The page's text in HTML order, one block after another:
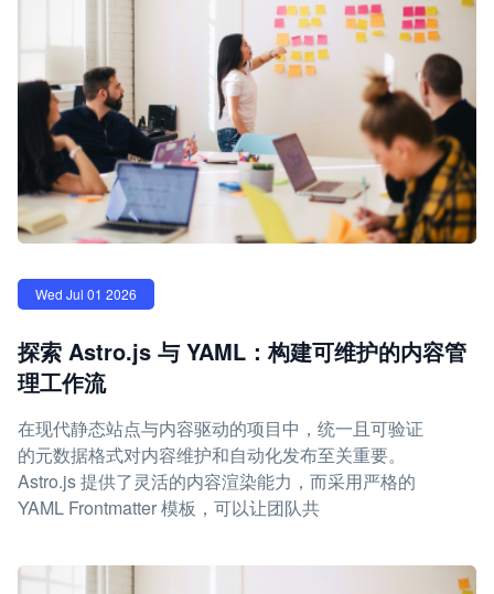
Wed Jul 01 2026
探索 Astro.js 与 YAML：构建可维护的内容管
理工作流
在现代静态站点与内容驱动的项目中，统一且可验证
的元数据格式对内容维护和自动化发布至关重要。
Astro.js 提供了灵活的内容渲染能力，而采用严格的
YAML Frontmatter 模板，可以让团队共